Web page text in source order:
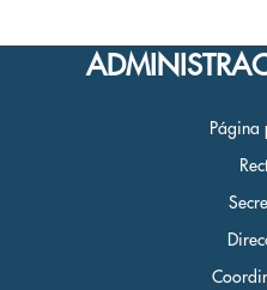
Página